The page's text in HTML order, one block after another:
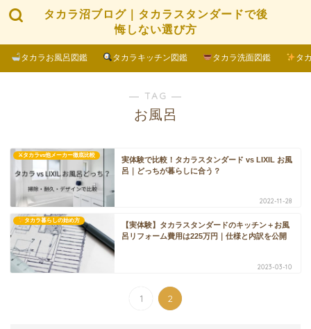
タカラ沼ブログ｜タカラスタンダードで後
悔しない選び方
タカラお風呂図鑑 タカラキッチン図鑑 タカラ洗面図鑑 タ
― TAG ―
お風呂
⚔タカラvs他メーカー徹底比較
実体験で比較！タカラスタンダード vs LIXIL お風
呂｜どっちが暮らしに合う？
2022-11-28
タカラ暮らしの始め方
【実体験】タカラスタンダードのキッチン＋お風
呂リフォーム費用は225万円｜仕様と内訳を公開
2023-03-10
1 2